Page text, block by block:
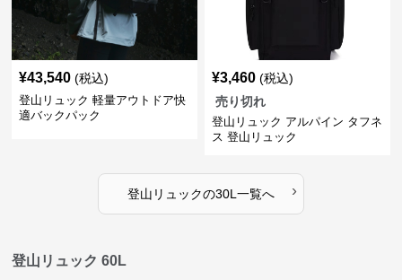
¥43,540 (税込)
登山リュック 軽量アウトドア快
適バックパック
¥3,460 (税込)
売り切れ
登山リュック アルパイン タフネ
ス 登山リュック
登山リュックの30L 一覧へ ›
登山リュック 60L